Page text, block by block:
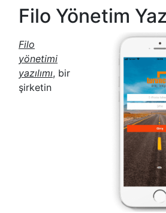
Filo Yönetim
Filo
yönetimi
yazılımı, bir
şirketin